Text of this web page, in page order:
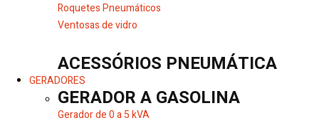
Roquetes Pneumáticos
Ventosas de vidro
ACESSÓRIOS PNEUMÁTICA
GERADORES
GERADOR A GASOLINA
Gerador de 0 a 5 kVA